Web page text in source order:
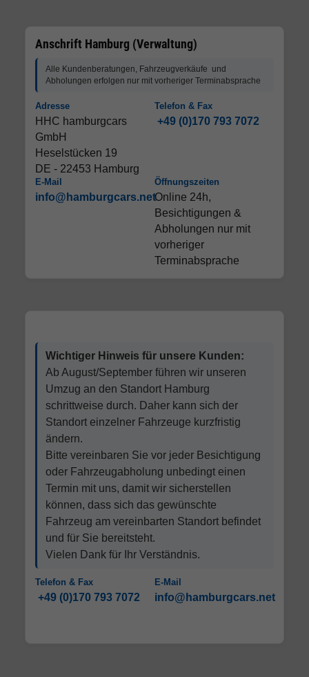
Anschrift Hamburg (Verwaltung)
Alle Kundenberatungen, Fahrzeugverkäufe und
Abholungen erfolgen nur mit vorheriger Terminabsprache
Adresse
HHC hamburgcars
GmbH
Heselstücken 19
DE - 22453 Hamburg
Telefon & Fax
+49 (0)170 793 7072
E-Mail
info@hamburgcars.net
Öffnungszeiten
Online 24h,
Besichtigungen &
Abholungen nur mit
vorheriger
Terminabsprache
Wichtiger Hinweis für unsere Kunden:
Ab August/September führen wir unseren
Umzug an den Standort Hamburg
schrittweise durch. Daher kann sich der
Standort einzelner Fahrzeuge kurzfristig
ändern.
Bitte vereinbaren Sie vor jeder Besichtigung
oder Fahrzeugabholung unbedingt einen
Termin mit uns, damit wir sicherstellen
können, dass sich das gewünschte
Fahrzeug am vereinbarten Standort befindet
und für Sie bereitsteht.
Vielen Dank für Ihr Verständnis.
Telefon & Fax
+49 (0)170 793 7072
E-Mail
info@hamburgcars.net